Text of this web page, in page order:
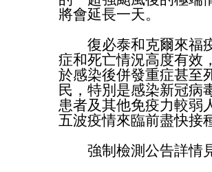
將會延長一天。
復必泰和克爾來福疫
症和死亡情況高度有效
於感染後併發重症甚至
民，特別是感染新冠病
患者及其他免疫力較弱
五波疫情來臨前盡快接
強制檢測公告詳情